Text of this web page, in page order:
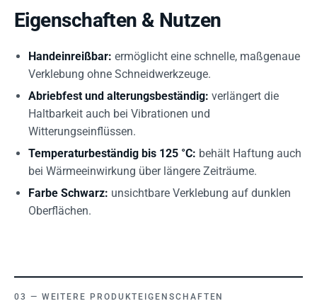
Eigenschaften & Nutzen
Handeinreißbar: ermöglicht eine schnelle, maßgenaue
Verklebung ohne Schneidwerkzeuge.
Abriebfest und alterungsbeständig: verlängert die
Haltbarkeit auch bei Vibrationen und
Witterungseinflüssen.
Temperaturbeständig bis 125 °C: behält Haftung auch
bei Wärmeeinwirkung über längere Zeiträume.
Farbe Schwarz: unsichtbare Verklebung auf dunklen
Oberflächen.
WEITERE PRODUKTEIGENSCHAFTEN